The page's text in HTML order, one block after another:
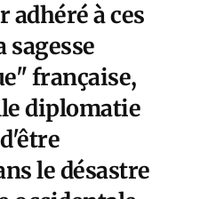
adhéré à ces
sagesse
française,
diplomatie
le désastre